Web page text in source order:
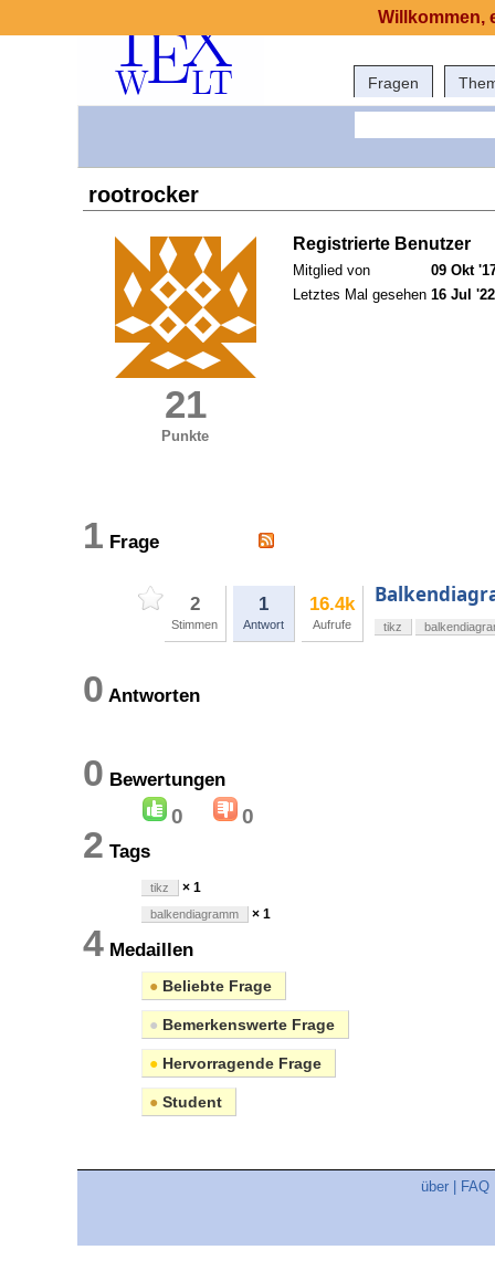
Fragen
rootrocker
21
Punkte
Registrierte Benutzer
Mitglied von
09 Okt
Letztes Mal gesehen 16 Jul
1 Frage
2
Stimmen
1
Antwort
16.4k
Aufrufe tikz
0 Antworten
0 Bewertungen
0 0
2 Tags
tikz × 1
balkendiagramm × 1
4 Medaillen
● Beliebte Frage
● Bemerkenswerte Frage
● Hervorragende Frage
● Student
über FAQ
Willkommen,